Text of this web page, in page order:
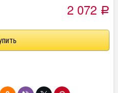
2 072 Р